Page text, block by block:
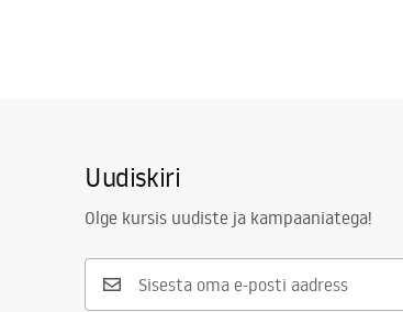
Uudiskiri
Olge kursis uudiste ja kampaaniatega!